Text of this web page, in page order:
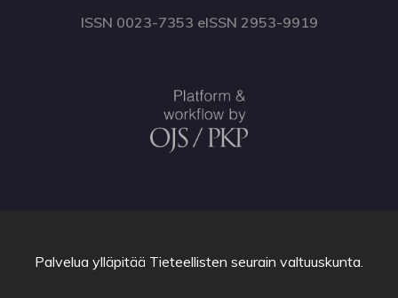
ISSN 0023-7353 eISSN 2953-9919
Palvelua ylläpitää Tieteellisten seurain valtuuskunta.